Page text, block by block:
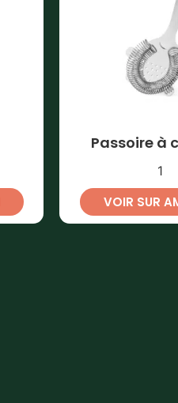
Passoire à
1
VOIR SUR